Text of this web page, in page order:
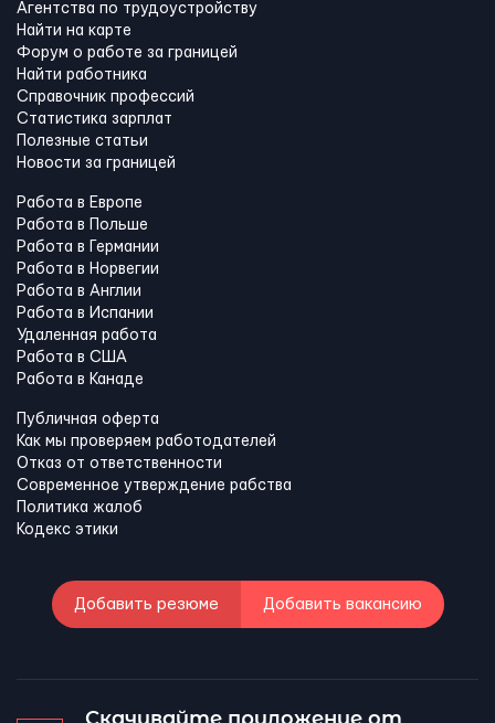
Агентства по трудоустройству
Найти на карте
Форум о работе за границей
Найти работника
Справочник профессий
Статистика зарплат
Полезные статьи
Новости за границей
Работа в Европе
Работа в Польше
Работа в Германии
Работа в Норвегии
Работа в Англии
Работа в Испании
Удаленная работа
Работа в США
Работа в Канадe
Публичная оферта
Как мы проверяем работодателей
Отказ от ответственности
Современное утверждение рабства
Политика жалоб
Кодекс этики
Добавить резюме Добавить вакансию